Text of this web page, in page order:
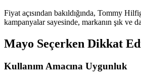
Fiyat açısından bakıldığında, Tommy
kampanyalar sayesinde, markanın şık ve
Mayo Seçerken Dikkat
Kullanım Amacına Uygunluk